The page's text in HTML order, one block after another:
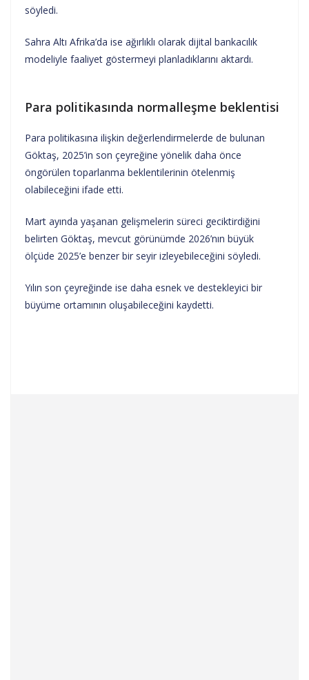
söyledi.
Sahra Altı Afrika’da ise ağırlıklı olarak dijital bankacılık
modeliyle faaliyet göstermeyi planladıklarını aktardı.
Para politikasında normalleşme beklentisi
Para politikasına ilişkin değerlendirmelerde de bulunan
Göktaş, 2025’in son çeyreğine yönelik daha önce
öngörülen toparlanma beklentilerinin ötelenmiş
olabileceğini ifade etti.
Mart ayında yaşanan gelişmelerin süreci geciktirdiğini
belirten Göktaş, mevcut görünümde 2026’nın büyük
ölçüde 2025’e benzer bir seyir izleyebileceğini söyledi.
Yılın son çeyreğinde ise daha esnek ve destekleyici bir
büyüme ortamının oluşabileceğini kaydetti.